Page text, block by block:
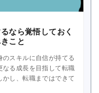
なら覚悟しておく
こと
スキルに自信が持てる
る成長を目指して転職
し、転職まではできて